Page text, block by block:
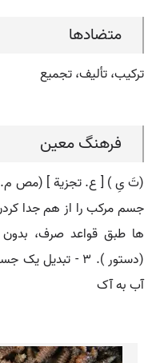
متضادها
ترکیب، تألیف، تجمیع
فرهنگ معین
ها طبق قواعد صرف، بدون
(دستور ). ۳ -
آب به آک